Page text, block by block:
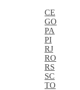
CE
GO
PA
PI
RJ
RO
RS
SC
TO